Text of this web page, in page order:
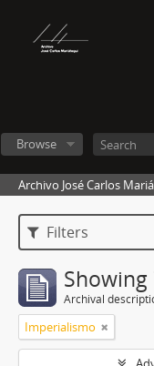
Browse
Archivo José Carlos
Filters
Archival
Imperialismo